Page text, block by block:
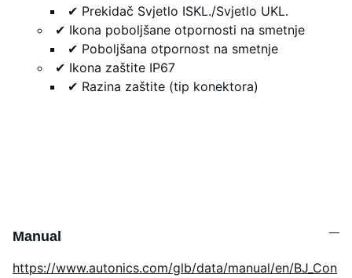
✔ Prekidač Svjetlo ISKL./Svjetlo UKL.
✔ Ikona poboljšane otpornosti na smetnje
✔ Poboljšana otpornost na smetnje
✔ Ikona zaštite IP67
✔ Razina zaštite (tip konektora)
Manual
https://www.autonics.com/glb/data/manual/en/BJ_Con